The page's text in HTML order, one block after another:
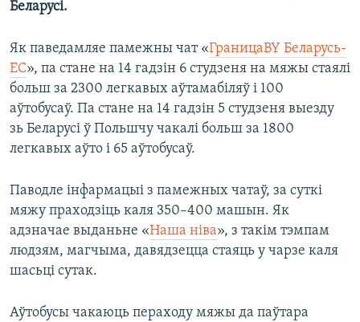
Беларусі.
Як паведамляе памежны чат «ГраницаBY Беларусь-
ЕС», па стане на 14 гадзін 6 студзеня на мяжы стаялі
больш за 2300 легкавых аўтамабіляў і 100
аўтобусаў. Па стане на 14 гадзін 5 студзеня выезду
зь Беларусі ў Польшчу чакалі больш за 1800
легкавых аўто і 65 аўтобусаў.
Паводле інфармацыі з памежных чатаў, за суткі
мяжу праходзіць каля 350–400 машын. Як
адзначае выданьне «Наша ніва», з такім тэмпам
людзям, магчыма, давядзецца стаяць у чарзе каля
шасьці сутак.
Аўтобусы чакаюць пераходу мяжы да паўтара